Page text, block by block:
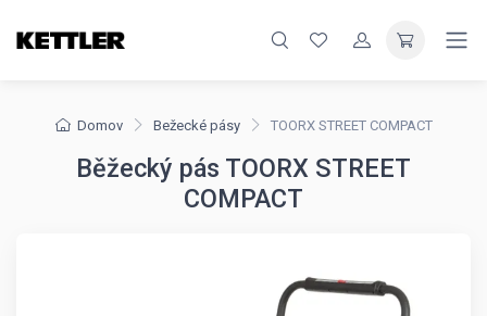
Domov Bežecké pásy TOORX STREET COMPACT
Běžecký pás TOORX STREET
COMPACT